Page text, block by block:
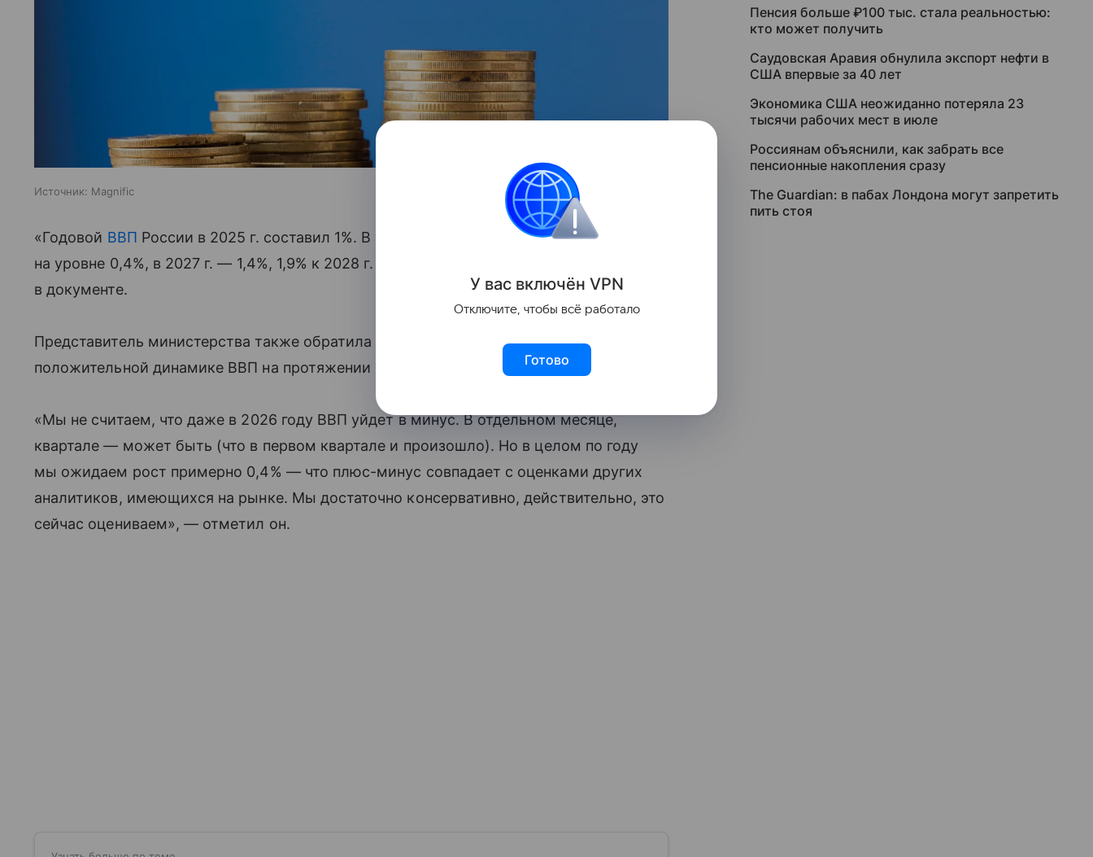
Источник: Magnific
«Годовой ВВП России в 2025 г. составил 1%. В текущем показатель ожидается
на уровне 0,4%, в 2027 г. — 1,4%, 1,9% к 2028 г. и 2,4% в 2029 г.», — говорится
в документе.
Представитель министерства также обратила внимание на сохранение
положительной динамике ВВП на протяжении всего прогнозного горизонта.
«Мы не считаем, что даже в 2026 году ВВП уйдет в минус. В отдельном месяце,
квартале — может быть (что в первом квартале и произошло). Но в целом по году
мы ожидаем рост примерно 0,4% — что плюс-минус совпадает с оценками других
аналитиков, имеющихся на рынке. Мы достаточно консервативно, действительно, это
сейчас оцениваем», — отметил он.
Пенсия больше ₽100 тыс. стала реальностью:
кто может получить
Саудовская Аравия обнулила экспорт нефти в
США впервые за 40 лет
Экономика США неожиданно потеряла 23
тысячи рабочих мест в июле
Россиянам объяснили, как забрать все
пенсионные накопления сразу
The Guardian: в пабах Лондона могут запретить
пить стоя
У вас включён VPN
Отключите, чтобы всё работало
Готово